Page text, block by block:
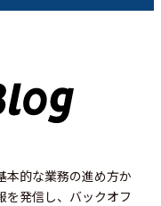
的な業務の進め方か
を発信し、バックオフ